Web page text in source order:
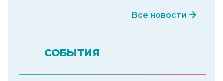
Все новости
СОБЫТИЯ